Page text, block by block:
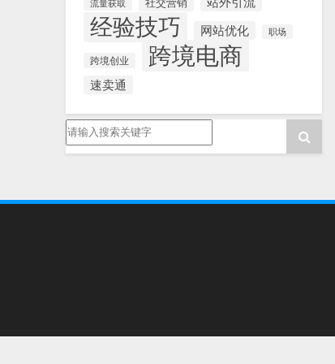
流量获取 社交营销
经验技巧 网站优化 职场
跨境创业 跨境电商
速卖通